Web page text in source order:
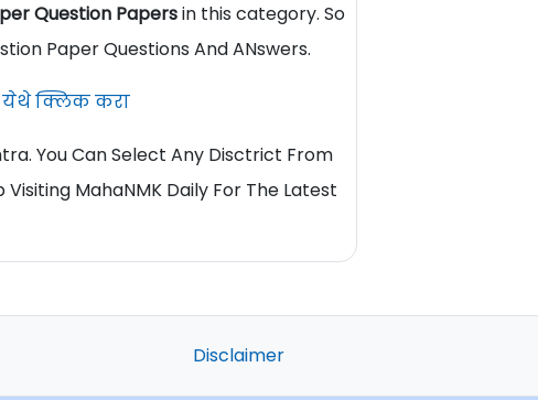
Question Papersin this category. So
Paper Questions And ANswers.
येथे क्लिक करा
You Can Select Any Disctrict From
MahaNMK Daily For The Latest
Disclaimer